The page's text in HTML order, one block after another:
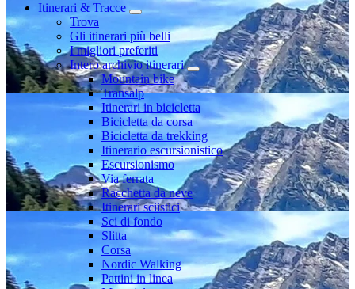
Itinerari & Tracce
Trova
Gli itinerari più belli
I migliori preferiti
Intero archivio itinerari
Mountain bike
Transalp
Itinerari in bicicletta
Bicicletta da corsa
Bicicletta da trekking
Itinerario escursionistico
Escursionismo
Via ferrata
Racchetta da neve
Itinerari sciistici
Sci di fondo
Slitta
Corsa
Nordic Walking
Pattini in linea